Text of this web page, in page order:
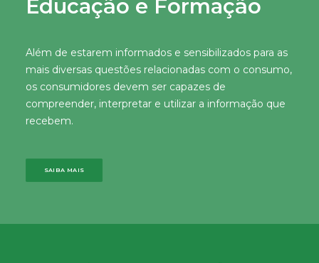
Educação e Formação
Além de estarem informados e sensibilizados para as
mais diversas questões relacionadas com o consumo,
os consumidores devem ser capazes de
compreender, interpretar e utilizar a informação que
recebem.
SAIBA MAIS